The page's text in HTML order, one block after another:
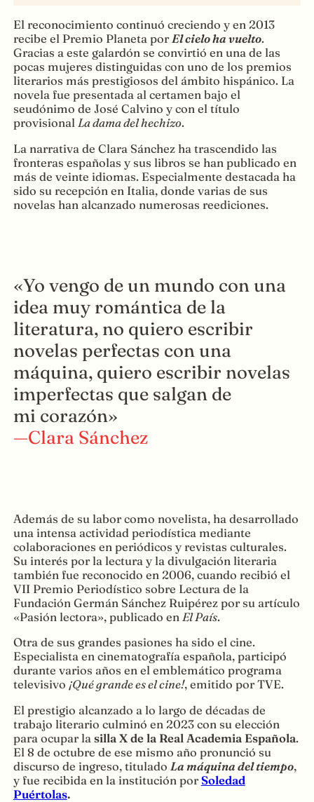
El reconocimiento continuó creciendo y en 2013
recibe el Premio Planeta por El cielo ha vuelto.
Gracias a este galardón se convirtió en una de las
pocas mujeres distinguidas con uno de los premios
literarios más prestigiosos del ámbito hispánico. La
novela fue presentada al certamen bajo el
seudónimo de José Calvino y con el título
provisional La dama del hechizo.
La narrativa de Clara Sánchez ha trascendido las
fronteras españolas y sus libros se han publicado en
más de veinte idiomas. Especialmente destacada ha
sido su recepción en Italia, donde varias de sus
novelas han alcanzado numerosas reediciones.
«Yo vengo de un mundo con una
idea muy romántica de la
literatura, no quiero escribir
novelas perfectas con una
máquina, quiero escribir novelas
imperfectas que salgan de
mi corazón»
—Clara Sánchez
Además de su labor como novelista, ha desarrollado
una intensa actividad periodística mediante
colaboraciones en periódicos y revistas culturales.
Su interés por la lectura y la divulgación literaria
también fue reconocido en 2006, cuando recibió el
VII Premio Periodístico sobre Lectura de la
Fundación Germán Sánchez Ruipérez por su artículo
«Pasión lectora», publicado en El País.
Otra de sus grandes pasiones ha sido el cine.
Especialista en cinematografía española, participó
durante varios años en el emblemático programa
televisivo ¡Qué grande es el cine!, emitido por TVE.
El prestigio alcanzado a lo largo de décadas de
trabajo literario culminó en 2023 con su elección
para ocupar la silla X de la Real Academia Española.
El 8 de octubre de ese mismo año pronunció su
discurso de ingreso, titulado La máquina del tiempo,
y fue recibida en la institución porSoledad
Puértolas.